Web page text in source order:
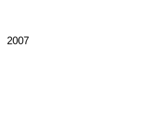
2007